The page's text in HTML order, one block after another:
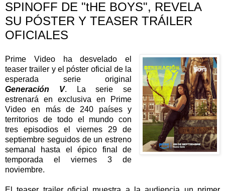
SPINOFF DE "tHE BOYS", REVELA
SU PÓSTER Y TEASER TRÁILER
OFICIALES
Prime Video ha desvelado el
teaser trailer y el póster oficial de la
esperada serie original
Generación V. La serie se
estrenará en exclusiva en Prime
Video en más de 240 países y
territorios de todo el mundo con
tres episodios el viernes 29 de
septiembre seguidos de un estreno
semanal hasta el épico final de
temporada el viernes 3 de
noviembre.